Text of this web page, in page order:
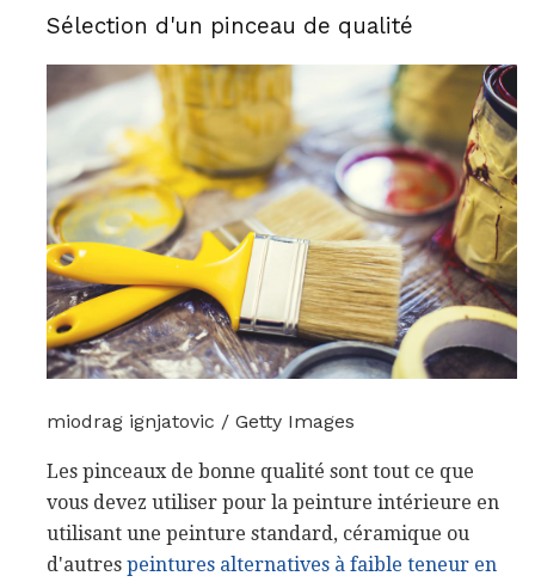
Sélection d'un pinceau de qualité
miodrag ignjatovic / Getty Images
Les pinceaux de bonne qualité sont tout ce que
vous devez utiliser pour la peinture intérieure en
utilisant une peinture standard, céramique ou
d'autres peintures alternatives à faible teneur en